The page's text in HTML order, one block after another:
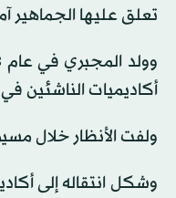
تعلق عليها الجماهير
أكاديميات الناشئين
ولفت الأنظار خلال